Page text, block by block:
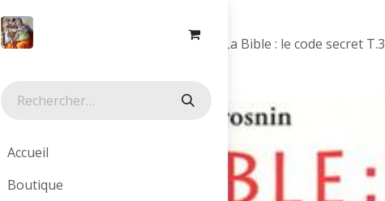
Accueil
Boutique
Tous les produits Christianisme La Bible : le code secret T.3